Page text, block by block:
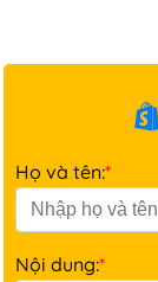
Họ và tên:*
Nội dung:*